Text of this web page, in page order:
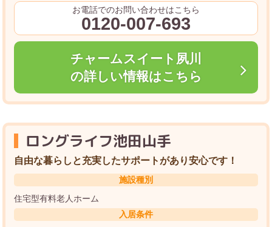
お電話でのお問い合わせはこちら
0120-007-693
チャームスイート夙川
の詳しい情報はこちら
ロングライフ池田山手
自由な暮らしと充実したサポートがあり安心です！
施設種別
住宅型有料老人ホーム
入居条件